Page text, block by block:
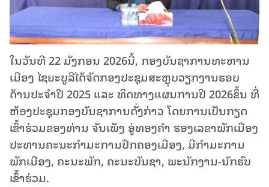
ໃນວັນທີ 22 ມັງກອນ 2026ນີ້, ກອງບັນຊາການທະຫານ
ເມືອງ ໄຊຍະບູລີໄດ້ຈັດກອງປະຊຸມສະຫຼຸບວຽກງານຮອບ
ດ້ານປະຈຳປີ 2025 ແລະ ທິດທາງແຜນການປີ 2026ຂຶ້ນ ທີ່
ຫ້ອງປະຊຸມກອງບັນຊາການດັ່ງກ່າວ ໂດຍການເປັນກຽດ
ເຂົ້າຮ່ວມຂອງທ່ານ ຈັນເພັງ ອູ່ທອງຄຳ ຮອງເລຂາພັກເມືອງ
ປະທານຄະນະກຳມະການປົກຄອງເມືອງ, ມີກຳມະການ
ພັກເມືອງ, ຄະນະພັກ, ຄະນະບັນຊາ, ພະນັກງານ-ນັກຮົບ
ເຂົ້າຮ່ວມ.